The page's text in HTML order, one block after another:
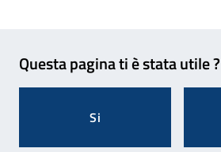
Questa pagina ti è stata utile ?
Si